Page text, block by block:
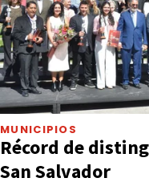
MUNICIPIOS
Récord de
San Salvador